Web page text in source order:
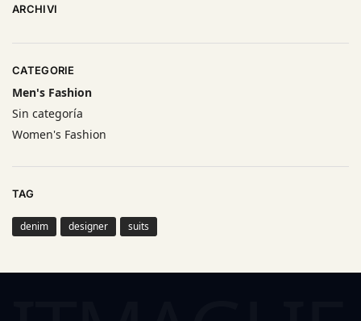
ARCHIVI
CATEGORIE
Men's Fashion
Sin categoría
Women's Fashion
TAG
denim designer suits